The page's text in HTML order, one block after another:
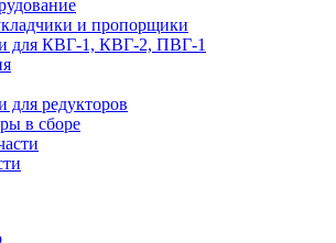
и пропорщики
для КВГ-1, КВГ-2, ПВГ-1
для редукторов
в сборе